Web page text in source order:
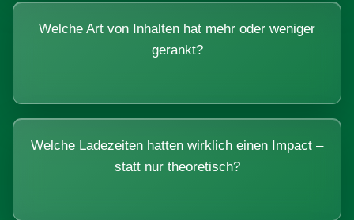
Welche Art von Inhalten hat mehr oder weniger
gerankt?
Welche Ladezeiten hatten wirklich einen Impact –
statt nur theoretisch?